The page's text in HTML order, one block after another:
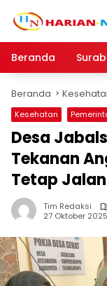
Beranda
Beranda
Kesehatan
Desa
Tekanan
Tetap
Tim Redaksi
27 Oktober 2025